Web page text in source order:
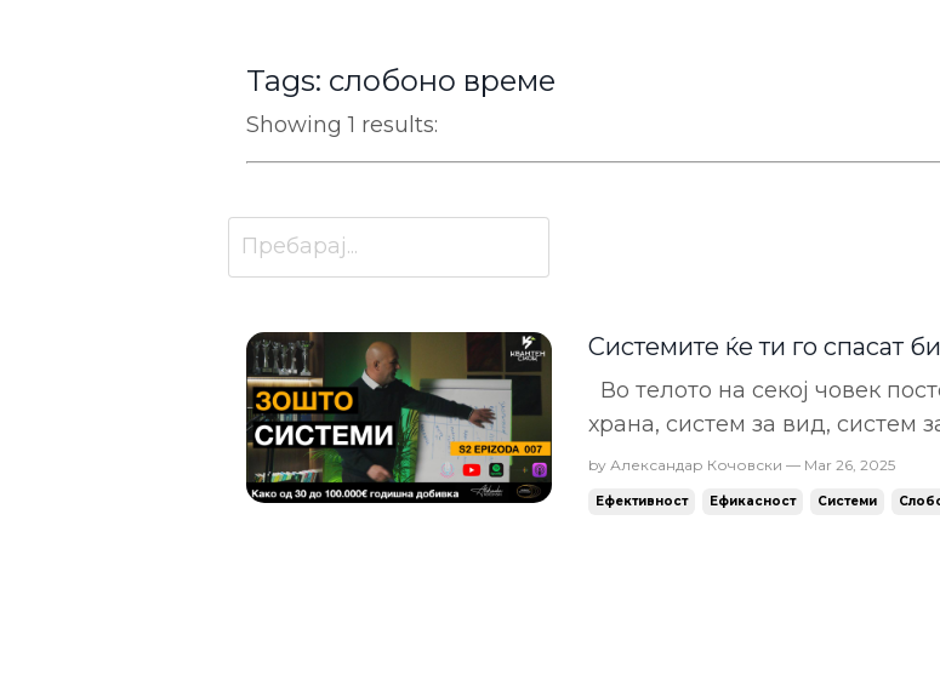
Tags: слобоно време
Showing 1 results:
Системите ќе ти го спасат
Во телото на секој човек
храна, систем за вид, систем
циркулација, нервен систем...
од системи и подсистеми.
by Александар Кочовски — Mar 26, 2025
Ефективност Ефикасност Системи